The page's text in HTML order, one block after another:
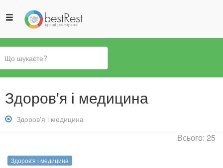
Ви
є
тут
Здоров'я і медицина
Зняти
фільтр:
медицина
Здоров'я і медицина
Всього: 25
Здоров'я і медицина